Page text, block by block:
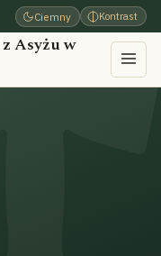
Ciemny Kontrast
Asyżu w